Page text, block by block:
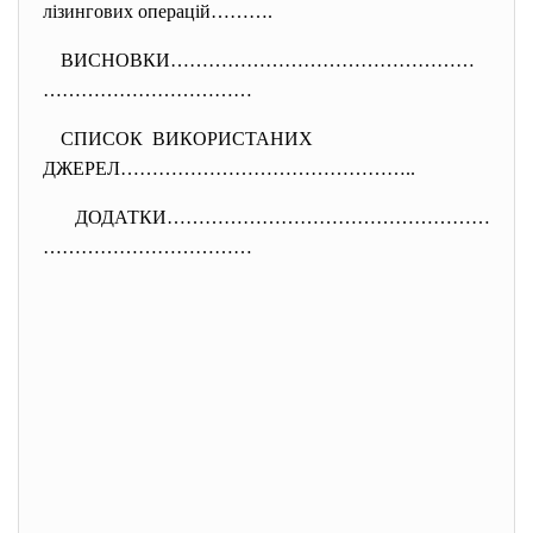
лізингових операцій……….
ВИСНОВКИ…………………………………………
……………………………
СПИСОК ВИКОРИСТАНИХ
ДЖЕРЕЛ………………………………………..
ДОДАТКИ……………………………………………
……………………………